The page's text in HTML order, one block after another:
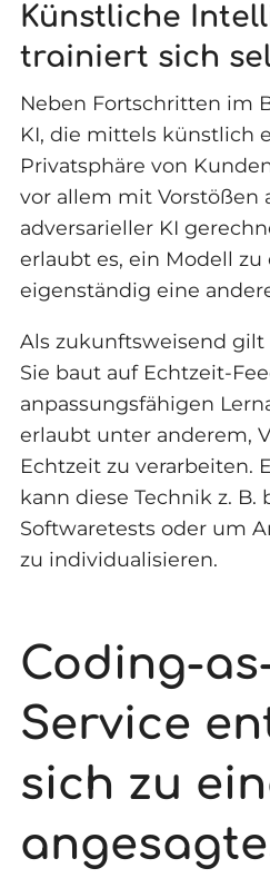
Künstliche
trainiert sich
Neben Fortschritten im
KI, die mittels künstlich
Privatsphäre von
vor allem mit Vorstößen
adversarieller KI
erlaubt es, ein Modell
eigenständig eine
Als zukunftsweisend gilt
Sie baut auf Echtzeit-
anpassungsfähigen
erlaubt unter anderem,
Echtzeit zu verarbeiten.
kann diese Technik z.
Softwaretests oder um
zu individualisieren.
Coding-
Service
sich zu